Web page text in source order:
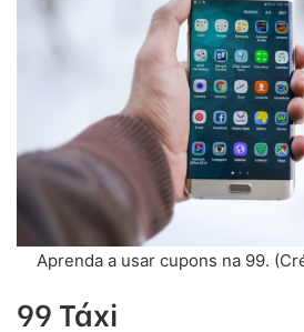
Aprenda a usar cupons na 99.
99 Táxi